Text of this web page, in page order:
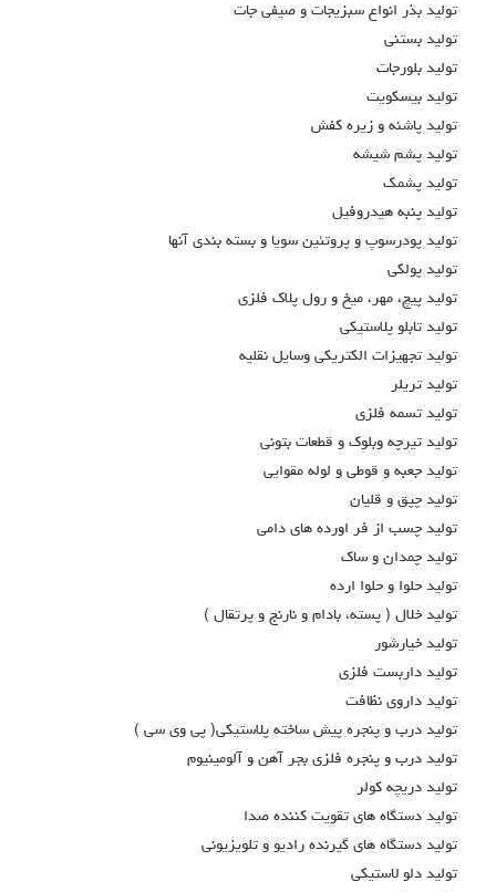
توليد بذر انواع سبزيجات و صيفي جات
توليد بستني
توليد بلورجات
توليد بيسكويت
توليد پاشنه و زيره كفش
توليد پشم شيشه
توليد پشمك
توليد پنبه هيدروفيل
توليد پودرسوپ و پروتئين سويا و بسته بندي آنها
توليد پولكي
توليد پيچ، مهر، ميخ و رول پلاک فلزي
توليد تابلو پلاستيكي
توليد تجهيزات الكتريكي وسايل نقليه
توليد تريلر
توليد تسمه فلزي
توليد تيرچه وبلوك و قطعات بتوني
توليد جعبه و قوطي و لوله مقوايي
توليد چپق و قليان
توليد چسب از فر اورده هاي دامي
توليد چمدان و ساك
توليد حلوا و حلوا ارده
توليد خلال ( پسته، بادام و نارنج و پرتقال )
توليد خيارشور
توليد داربست فلزي
توليد داروي نظافت
توليد درب و پنجره پيش ساخته پلاستيکي( پي وي سي )
توليد درب و پنجره فلزي بجر آهن و آلومينيوم
توليد دريچه كولر
توليد دستگاه هاي تقويت كننده صدا
توليد دستگاه هاي گيرنده راديو و تلويزيوني
توليد دلو لاستيكي